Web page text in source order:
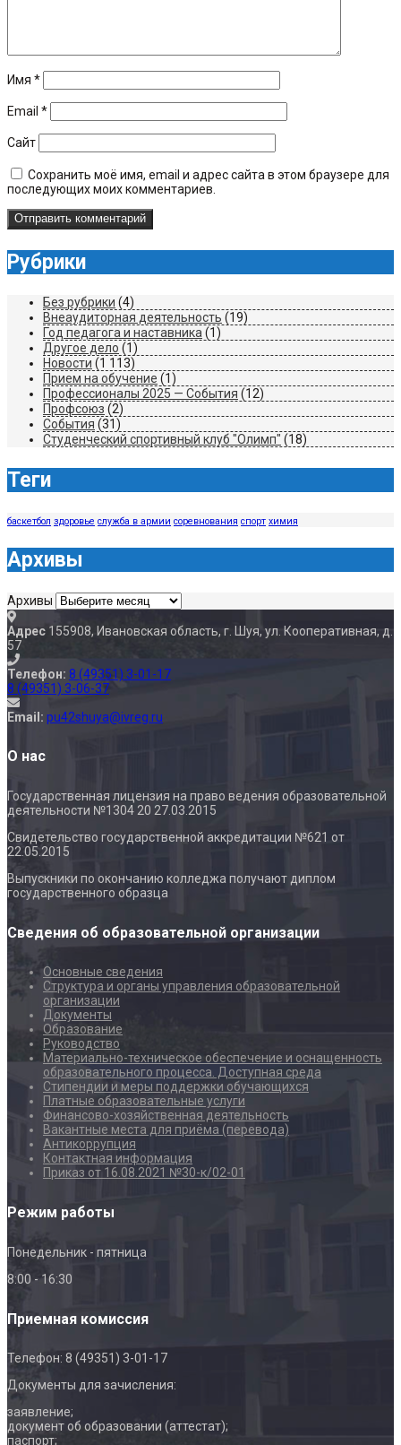
Имя *
Email *
Сайт
Сохранить моё имя, email и адрес сайта в этом браузере для
последующих моих комментариев.
Рубрики
Без рубрики (4)
Внеаудиторная деятельность (19)
Год педагога и наставника (1)
Другое дело (1)
Новости (1 113)
Прием на обучение (1)
Профессионалы 2025 — События (12)
Профсоюз (2)
События (31)
Студенческий спортивный клуб "Олимп" (18)
Теги
баскетбол здоровье служба в армии соревнования спорт химия
Архивы
Архивы
Адрес 155908, Ивановская область, г. Шуя, ул. Кооперативная, д.
57
Телефон: 8 (49351) 3-01-17
8 (49351) 3-06-37
Email: pu42shuya@ivreg.ru
О нас
Государственная лицензия на право ведения образовательной
деятельности №1304 20 27.03.2015
Свидетельство государственной аккредитации №621 от
22.05.2015
Выпускники по окончанию колледжа получают диплом
государственного образца
Сведения об образовательной организации
Основные сведения
Структура и органы управления образовательной
организации
Документы
Образование
Руководство
Материально-техническое обеспечение и оснащенность
образовательного процесса. Доступная среда
Стипендии и меры поддержки обучающихся
Платные образовательные услуги
Финансово-хозяйственная деятельность
Вакантные места для приёма (перевода)
Антикоррупция
Контактная информация
Приказ от 16.08.2021 №30-к/02-01
Режим работы
Понедельник - пятница
8:00 - 16:30
Приемная комиссия
Телефон: 8 (49351) 3-01-17
Документы для зачисления:
заявление;
документ об образовании (аттестат);
паспорт;